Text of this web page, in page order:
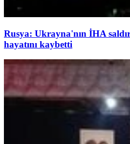
Rusya: Ukrayna'nın İHA
hayatını kaybetti